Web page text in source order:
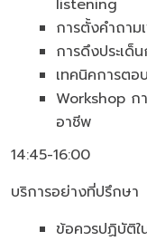
listening
การตั้งคำถาม
การดึงประเด็
เทคนิคการตอ
Workshop ก
อาชีพ
14:45-16:00
บริการอย่างที่ปรึกษา
ข้อควรปฏิบัติใ